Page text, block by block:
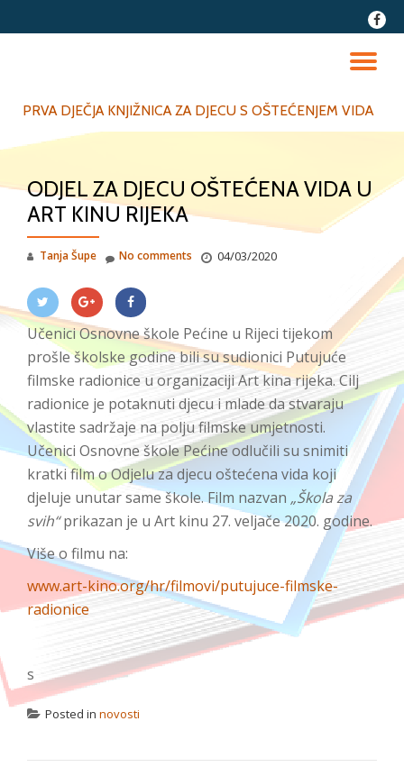
fa-
PRVA DJEČJA KNJIŽNICA ZA DJECU S OŠTEĆENJEM VIDA
ODJEL ZA DJECU OŠTEĆENA VIDA U
ART KINU RIJEKA
Tanja Šupe 04/03/2020
No comments
Učenici Osnovne škole Pećine u Rijeci tijekom
prošle školske godine bili su sudionici Putujuće
filmske radionice u organizaciji Art kina rijeka. Cilj
radionice je potaknuti djecu i mlade da stvaraju
vlastite sadržaje na polju filmske umjetnosti.
Učenici Osnovne škole Pećine odlučili su snimiti
kratki film o Odjelu za djecu oštećena vida koji
djeluje unutar same škole. Film nazvan „Škola za
svih“prikazan je u Art kinu 27. veljače 2020. godine.
Više o filmu na:
www.art-kino.org/hr/filmovi/putujuce-filmske-
radionice
s
Posted in novosti